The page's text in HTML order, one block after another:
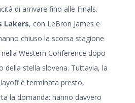
di arrivare fino alle Finals.
Lakers, con LeBron James e
chiuso la scorsa stagione
Western Conference dopo
della stella slovena. Tuttavia, la
è terminata presto,
la domanda: hanno davvero